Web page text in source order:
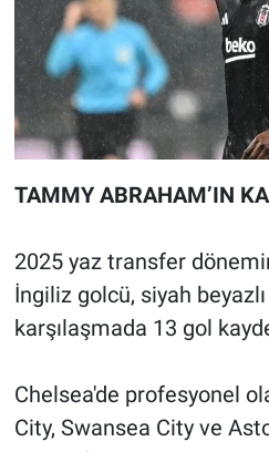
TAMMY ABRAHAM’IN
2025 yaz transfer
İngiliz golcü, siyah beyazlı
karşılaşmada 13 gol
Chelsea'de profesyonel
City, Swansea City ve